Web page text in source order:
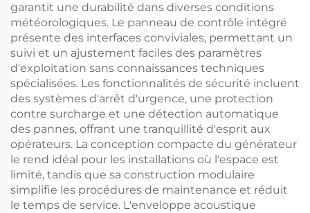
garantit une durabilité dans diverses conditions
météorologiques. Le panneau de contrôle intégré
présente des interfaces conviviales, permettant un
suivi et un ajustement faciles des paramètres
d'exploitation sans connaissances techniques
spécialisées. Les fonctionnalités de sécurité incluent
des systèmes d'arrêt d'urgence, une protection
contre surcharge et une détection automatique
des pannes, offrant une tranquillité d'esprit aux
opérateurs. La conception compacte du générateur
le rend idéal pour les installations où l'espace est
limité, tandis que sa construction modulaire
simplifie les procédures de maintenance et réduit
le temps de service. L'enveloppe acoustique